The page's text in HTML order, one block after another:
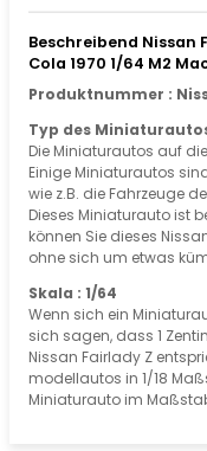
Beschreibend Nissan
Cola 1970 1/64 M2
Produktnummer :
Typ des
Die Miniaturautos auf
Einige Miniaturautos
wie z.B. die Fahrzeuge
Dieses Miniaturauto ist
können Sie dieses
ohne sich um etwas
Skala : 1/64
Wenn sich ein
sich sagen, dass 1
Nissan Fairlady Z
modellautos in 1/18
Miniaturauto im